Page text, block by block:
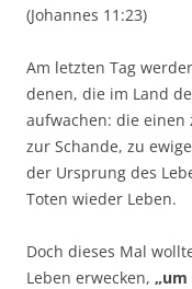
(Johannes 11:23)
Am letzten Tag
denen, die im Land
aufwachen: die einen
zur Schande, zu
der Ursprung des
Toten wieder Leben.
Doch dieses Mal
Leben erwecken,